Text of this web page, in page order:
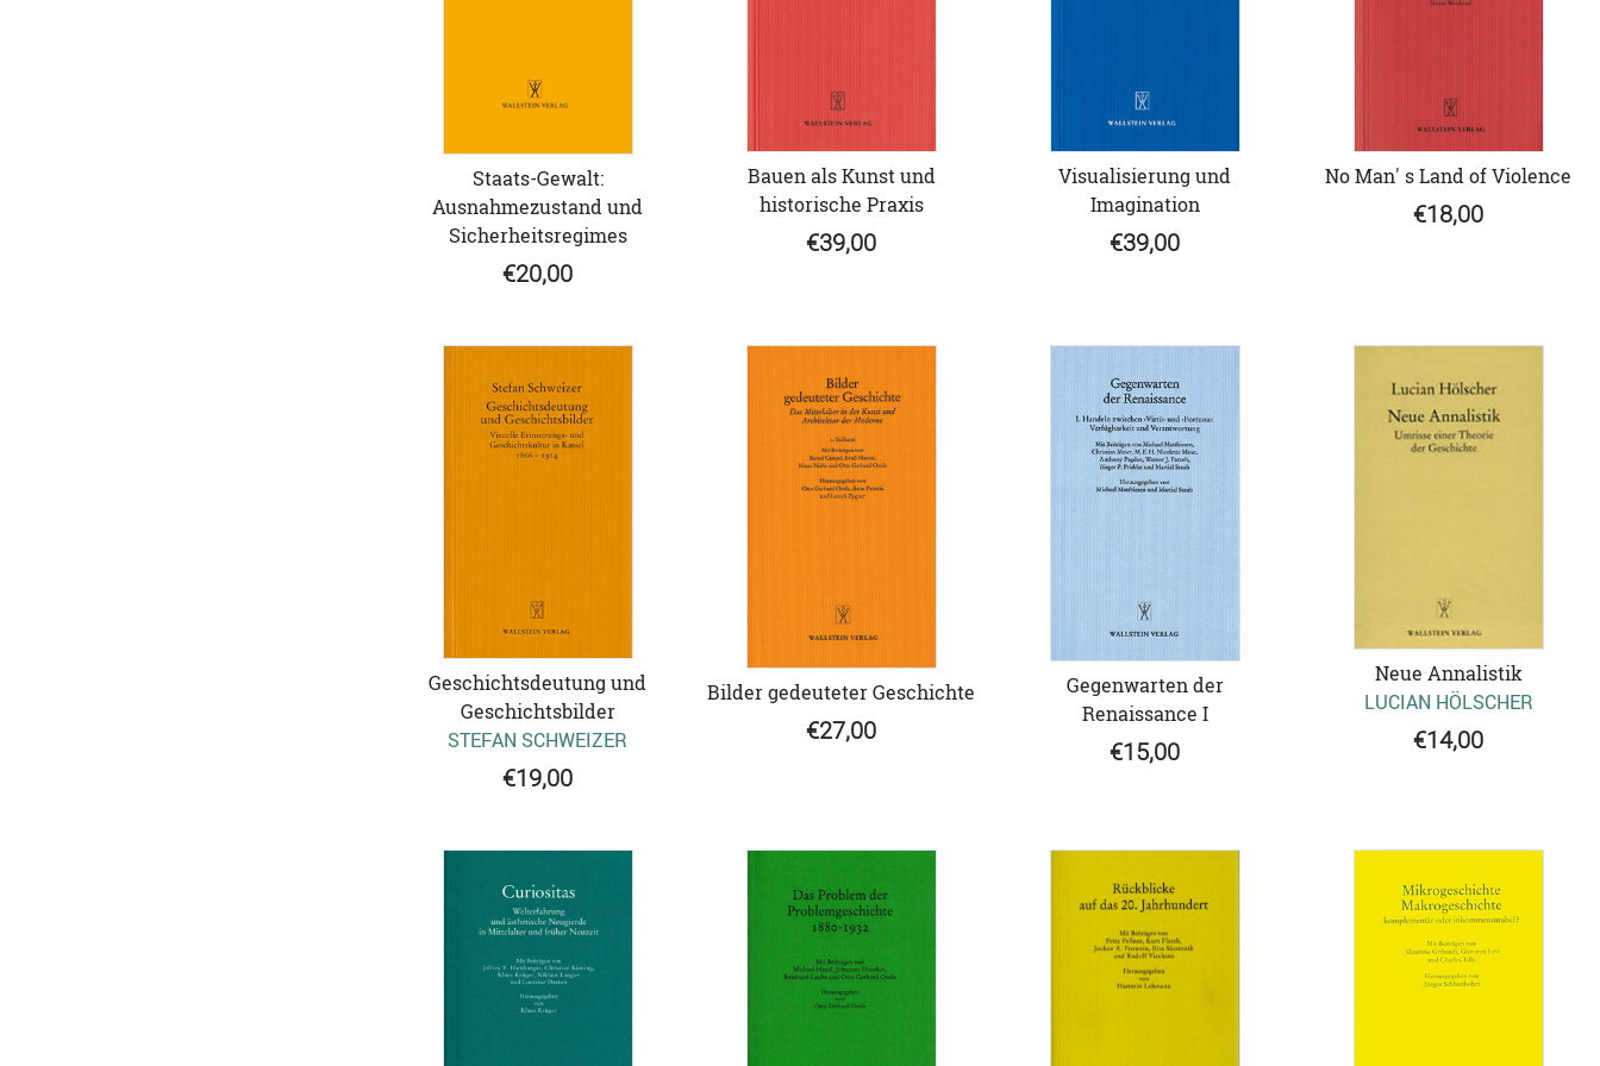
Staats-Gewalt:
Ausnahmezustand und
Sicherheitsregimes
€20,00
Bauen als Kunst und
historische Praxis
€39,00
Visualisierung und
Imagination
€39,00
No Man' s Land of Violence
€18,00
Geschichtsdeutung und
Geschichtsbilder
STEFAN SCHWEIZER
€19,00
Bilder gedeuteter Geschichte
€27,00
Gegenwarten der
Renaissance I
€15,00
Neue Annalistik
LUCIAN HÖLSCHER
€14,00